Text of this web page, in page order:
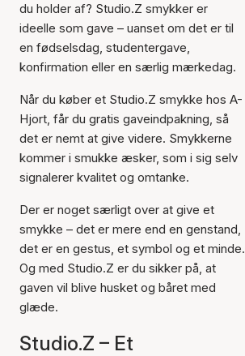
du holder af? Studio.Z smykker er
ideelle som gave – uanset om det er til
en fødselsdag, studentergave,
konfirmation eller en særlig mærkedag.
Når du køber et Studio.Z smykke hos A-
Hjort, får du gratis gaveindpakning, så
det er nemt at give videre. Smykkerne
kommer i smukke æsker, som i sig selv
signalerer kvalitet og omtanke.
Der er noget særligt over at give et
smykke – det er mere end en genstand,
det er en gestus, et symbol og et minde.
Og med Studio.Z er du sikker på, at
gaven vil blive husket og båret med
glæde.
Studio.Z – Et